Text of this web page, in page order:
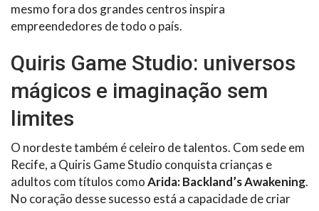
mesmo fora dos grandes centros inspira
empreendedores de todo o país.
Quiris Game Studio: universos
mágicos e imaginação sem
limites
O nordeste também é celeiro de talentos. Com sede em
Recife, a Quiris Game Studio conquista crianças e
adultos com títulos comoArida: Backland’s Awakening.
No coração desse sucesso está a capacidade de criar